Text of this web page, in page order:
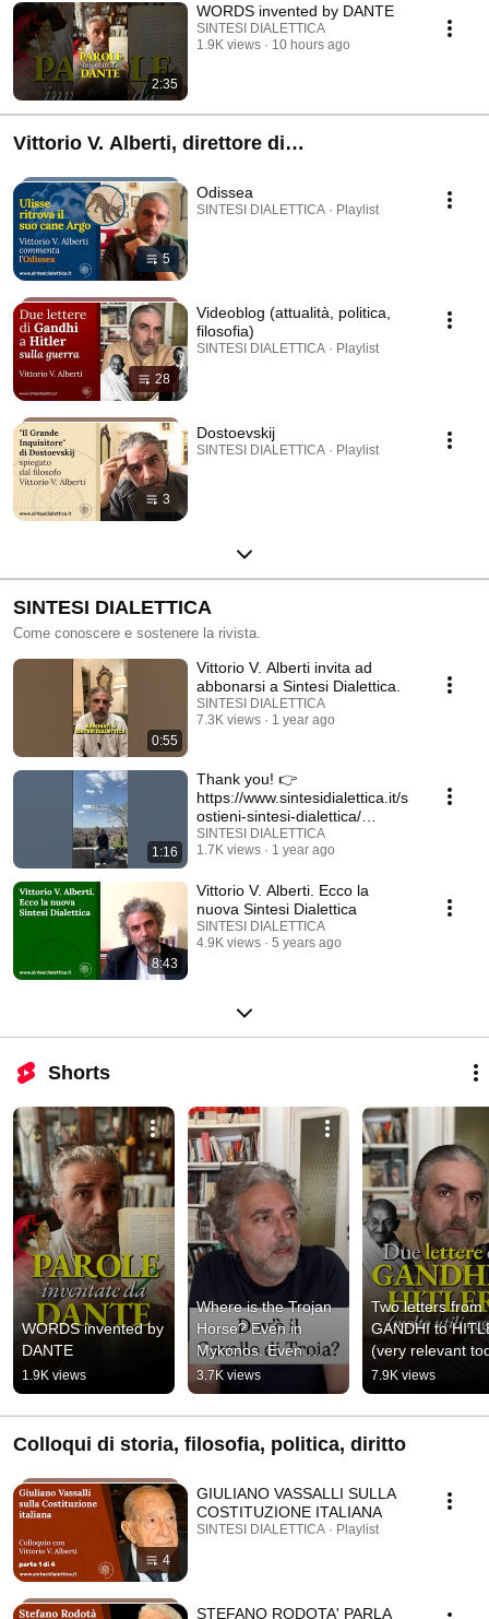
2:35
WORDS invented by DANTE
SINTESI DIALETTICA
1.9K views
10 hours ago
Vittorio V. Alberti, direttore di
5
Odissea
SINTESI DIALETTICA · Playlist
28
Videoblog (attualità, politica,
filosofia)
SINTESI DIALETTICA · Playlist
3
Dostoevskij
SINTESI DIALETTICA · Playlist
SINTESI DIALETTICA
Come conoscere e sostenere la rivista.
0:55
Vittorio V. Alberti invita ad
abbonarsi a Sintesi Dialettica.
SINTESI DIALETTICA
7.3K views
1 year ago
1:16
Thank you! 👉
https://www.sintesidialettica.it/s
ostieni-sintesi-dialettica/
#sintesidialettica
SINTESI DIALETTICA
1.7K views
1 year ago
8:43
Vittorio V. Alberti. Ecco la
nuova Sintesi Dialettica
SINTESI DIALETTICA
4.9K views
5 years ago
Shorts
WORDS invented by
DANTE
1.9K views
Where is the Trojan
Horse? Even in
Mykonos. Even
there.
3.7K views
Two letters from
GANDHI to
(very relevant
7.9K views
Colloqui di storia, filosofia, politica, diritto
4
GIULIANO VASSALLI SULLA
COSTITUZIONE ITALIANA
SINTESI DIALETTICA · Playlist
STEFANO RODOTA' PARLA